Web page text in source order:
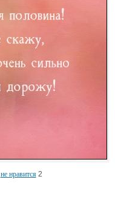
не нравится 2